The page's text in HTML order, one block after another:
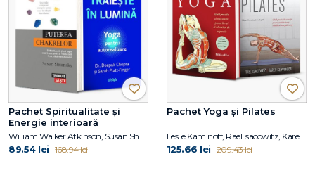
Pachet Spiritualitate și
Energie interioară
89.54 lei 168.94 lei
Pachet Yoga și Pilates
Leslie Kaminoff, Rael Isacowitz, Karen Clippinger
125.66 lei 209.43 lei